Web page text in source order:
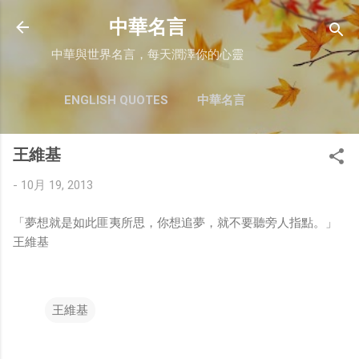
跳至主要內容
中華名言
中華與世界名言，每天潤澤你的心靈
ENGLISH QUOTES 中華名言
王維基
- 10月 19, 2013
「夢想就是如此匪夷所思，你想追夢，就不要聽旁人指點。」
王維基
王維基